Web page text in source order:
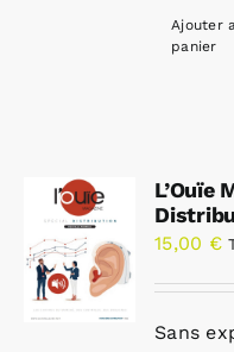
Ajouter
panier
L’Ouïe
15,00 €
Sans